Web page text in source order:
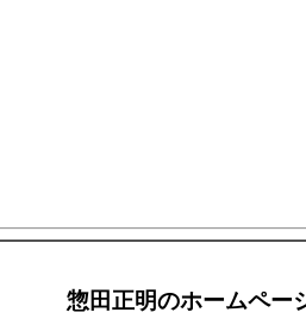
惣田正明のホームペー